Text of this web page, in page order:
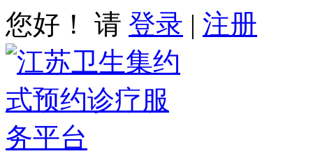
您好！ 请 登录 | 注册